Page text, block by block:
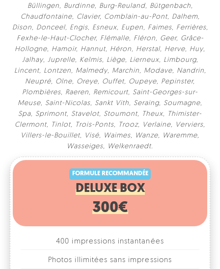
Büllingen, Burdinne, Burg-Reuland, Bütgenbach,
Chaudfontaine, Clavier, Comblain-au-Pont, Dalhem,
Dison, Donceel, Engis, Esneux, Eupen, Faimes, Ferrières,
Fexhe-le-Haut-Clocher, Flémalle, Fléron, Geer, Grâce-
Hollogne, Hamoir, Hannut, Héron, Herstal, Herve, Huy,
Jalhay, Juprelle, Kelmis, Liège, Lierneux, Limbourg,
Lincent, Lontzen, Malmedy, Marchin, Modave, Nandrin,
Neupré, Olne, Oreye, Ouffet, Oupeye, Pepinster,
Plombières, Raeren, Remicourt, Saint-Georges-sur-
Meuse, Saint-Nicolas, Sankt Vith, Seraing, Soumagne,
Spa, Sprimont, Stavelot, Stoumont, Theux,
Thimister-
Clermont, Tinlot, Trois-Ponts, Trooz, Verlaine, Verviers,
Villers-le-Bouillet, Visé, Waimes, Wanze, Waremme,
Wasseiges, Welkenraedt.
FORMULE RECOMMANDÉE
DELUXE BOX
300€
400 impressions instantanées
Personnalisation du décor des impressions
Personnalisation de l'écran de veille